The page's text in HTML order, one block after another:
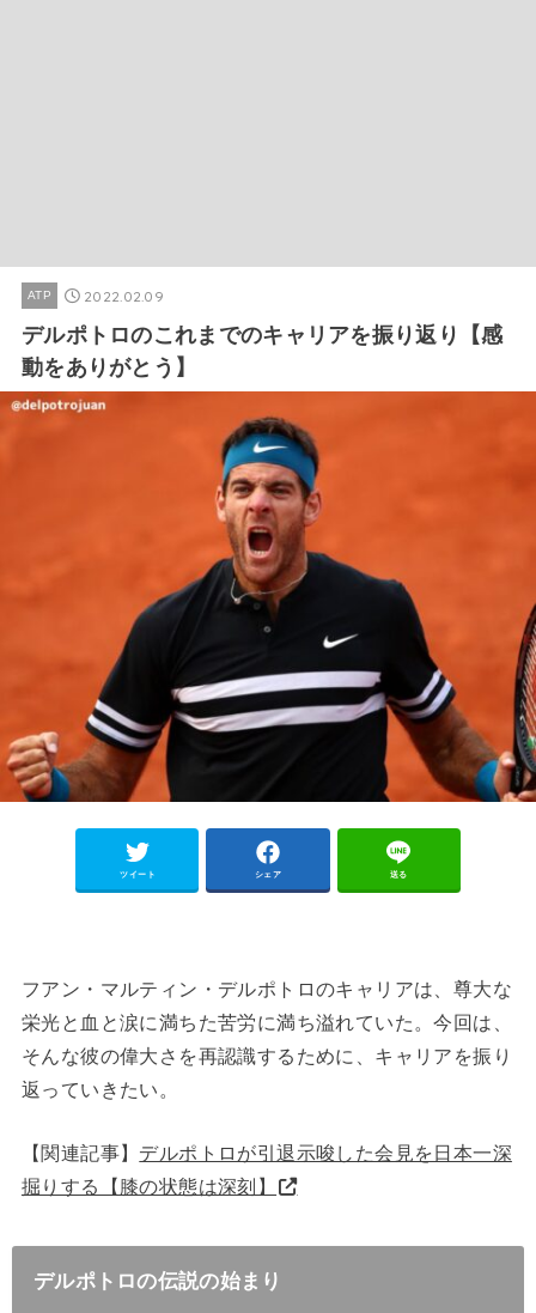
ATP 2022.02.09
デルポトロのこれまでのキャリアを振り返り【感
動をありがとう】
ツイート シェア 送る
フアン・マルティン・デルポトロのキャリアは、尊大な
栄光と血と涙に満ちた苦労に満ち溢れていた。今回は、
そんな彼の偉大さを再認識するために、キャリアを振り
返っていきたい。
【関連記事】 デルポトロが引退示唆した会見を日本一深
掘りする【膝の状態は深刻】
デルポトロの伝説の始まり